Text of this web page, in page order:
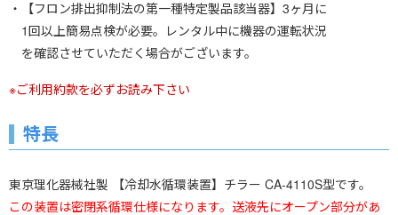
・【フロン排出抑制法の第一種特定製品該当器】3ヶ月に
1回以上簡易点検が必要。レンタル中に機器の運転状況
を確認させていただく場合がございます。
※ご利用約款を必ずお読み下さい
特長
東京理化器械社製 【冷却水循環装置】チラー CA-4110S型です。
この装置は密閉系循環仕様になります。送液先にオープン部分があ